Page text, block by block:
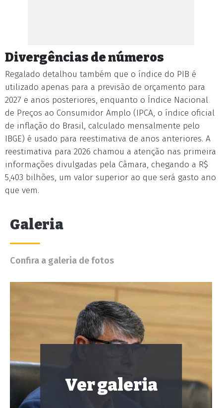
Divergências de números
Regalado detalhou também que o índice do PIB é
utilizado apenas para a previsão de orçamento para
2027 e anos posteriores, enquanto o Índice Nacional
de Preços ao Consumidor Amplo (IPCA, o índice oficial
de inflação do Brasil, calculado mensalmente pelo
IBGE) é usado para reestimativa de anos anteriores. A
reestimativa para 2026 chamou a atenção nas primeira
informações divulgadas pela Câmara, chegando a R$
5,403 bilhões, um valor superior ao que será gasto ano
que vem.
Galeria
Confira a galeria de fotos
Ver galeria